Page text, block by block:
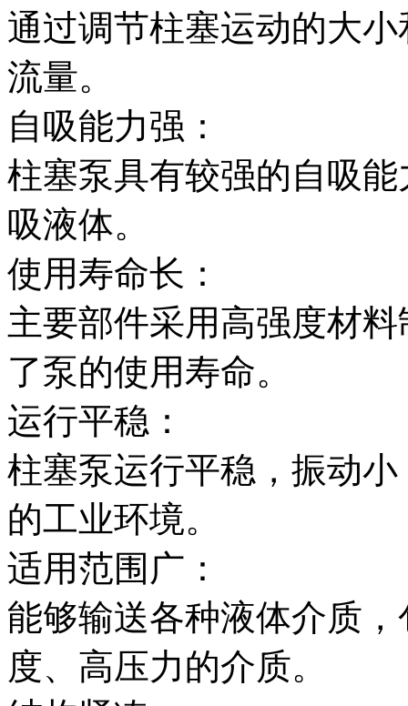
通过调节柱塞运动的大
流量。
自吸能力强：
柱塞泵具有较强的自吸
吸液体。
使用寿命长：
主要部件采用高强度材
了泵的使用寿命。
运行平稳：
柱塞泵运行平稳，振动
的工业环境。
适用范围广：
能够输送各种液体介质
度、高压力的介质。